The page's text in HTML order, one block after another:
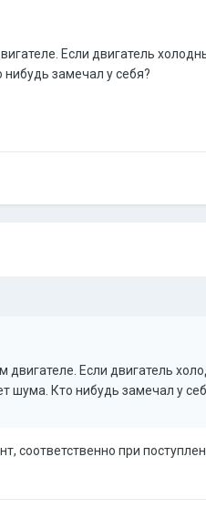
Если двигатель
замечал у себя?
Если двигатель
шума. Кто нибудь замечал у
соответственно при